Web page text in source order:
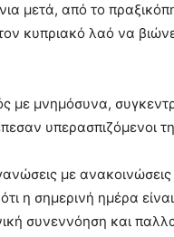
μετά, από το
κυπριακό λαό να
με μνημόσυνα,
υπερασπιζόμενοι
με
η σημερινή ημέρα
συνεννόηση και